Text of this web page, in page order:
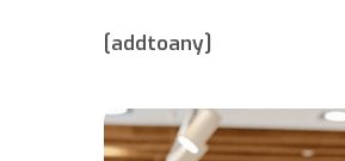
[addtoany]